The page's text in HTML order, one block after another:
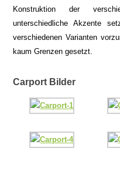
Konstruktion der
unterschiedliche Akzente
verschiedenen Varianten
kaum Grenzen gesetzt.
Carport Bilder